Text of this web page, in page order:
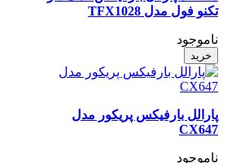
تکنو فول مدل TFX1028
ناموجود
پارالل بارفیکس پریکور مدل
CX647
ناموجود